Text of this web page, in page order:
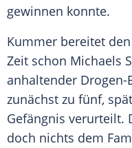
gewinnen konnte.
Kummer bereitet
Zeit schon Michaels
anhaltender Drogen-
zunächst zu fünf,
Gefängnis verurteilt.
doch nichts dem